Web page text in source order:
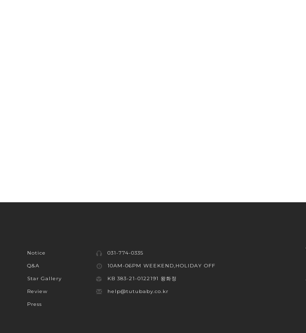
Notice
Q&A
Star Gallery
Review
Press
031-774-0335
10AM-06PM WEEKEND,HOLIDAY OFF
KB 383-21-0122191 왕화정
help@tutubaby.co.kr